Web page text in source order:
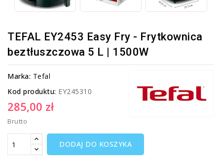
TEFAL EY2453 Easy Fry - Frytkownica
beztłuszczowa 5 L | 1500W
Marka: Tefal
Kod produktu: EY245310
285,00 zł
Brutto
DODAJ DO KOSZYKA